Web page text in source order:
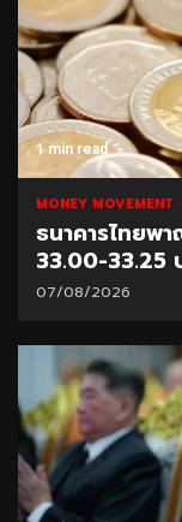
1 min read
MONEY MOVEMENT
ธนาคารไทยพ
33.00-33.25
07/08/2026